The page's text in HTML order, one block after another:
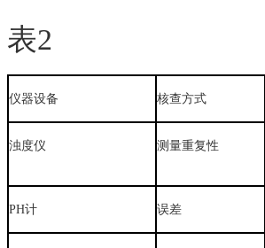
表2
仪器设备 核查方式
浊度仪 测量重复性
PH计 误差